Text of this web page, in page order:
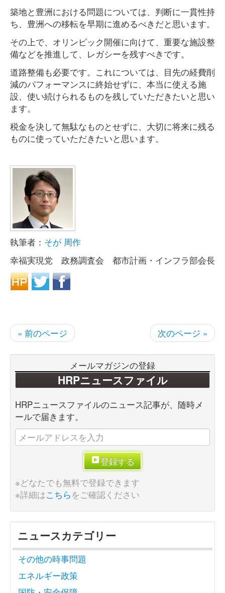
築地と豊洲における問題については、判断に一貫性持
ち、豊洲への移転を早期に進めるべきだと思います。
その上で、オリンピック開催に向けて、重要な施設整
備などを推進して、レガシーを残すべきです。
道路整備も必要です。これについては、目先の経費削
減のパフォーマンスに終始せずに、本当に使える施
設、使い続けられるものを残していただきたいと思い
ます。
税金を決して無駄なものとせずに、大切に将来に残る
ものに使っていただきたいと思います。
執筆者： そが 周作
幸福実現党 政務調査会 都市計画・インフラ部会長
« 前のページ 次のページ »
メールマガジンの登録
HRPニュースファイル
HRPニュースファイルのニュース記事が、随時メ
ールで届きます。
登録する
※どなたでも無料で登録できます
※詳細はこちらをご確認ください
ニュースカテゴリー
その他の時事問題
エネルギー政策